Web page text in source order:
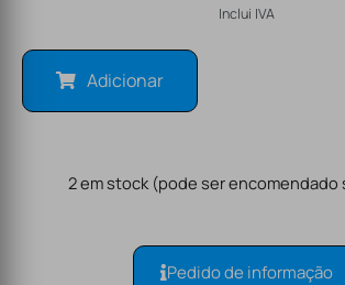
Inclui IVA
Adicionar
2 em stock (pode ser encomendado
Pedido de informação